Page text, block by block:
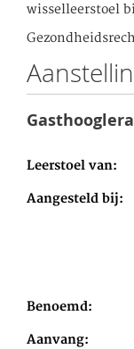
wisselleerstoel
Leerstoel van
Aangesteld bij
Benoemd
Aanvang